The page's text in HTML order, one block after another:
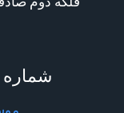
شماره